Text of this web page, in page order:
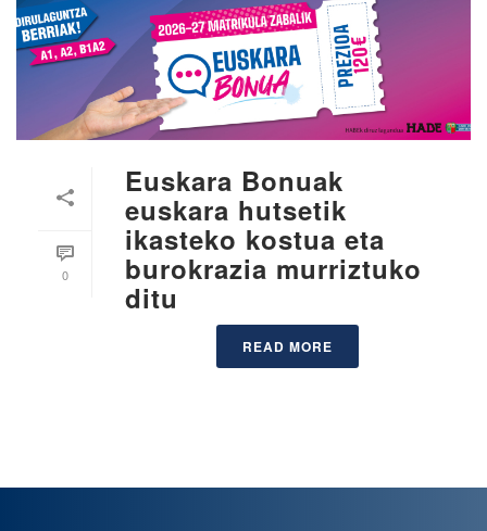
0
Euskara Bonuak
euskara hutsetik
ikasteko kostua eta
burokrazia murriztuko
ditu
READ MORE